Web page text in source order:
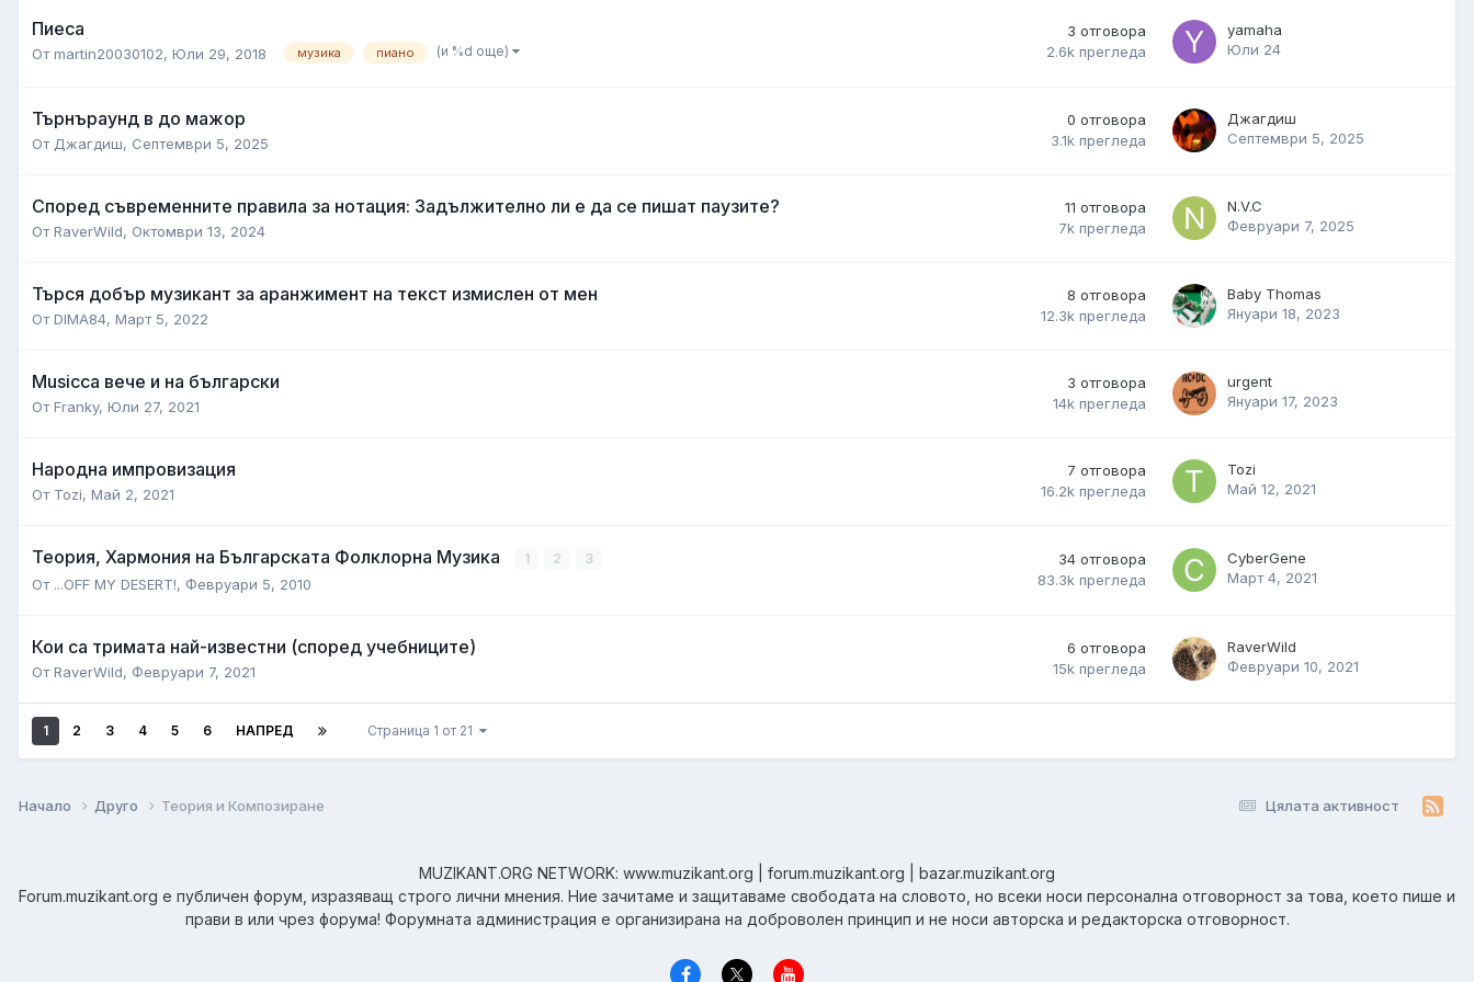
Пиеса
Отmartin20030102, Юли 29, 2018 музика пиано (и %d още)
3 отговора
2.6k прегледа
yamaha
Юли 24
Търнъраунд в до мажор
От Джагдиш, Септември 5, 2025
0 отговора
3.1k прегледа
Джагдиш
Септември 5, 2025
Според съвременните правила за нотация: Задължително ли е да се пишат паузите?
ОтRaverWild, Октомври 13, 2024
11 отговора
7k прегледа
N.V.C
Февруари 7, 2025
Търся добър музикант за аранжимент на текст измислен от мен
ОтDIMA84, Март 5, 2022
8 отговора
12.3k прегледа
Baby Thomas
Януари 18, 2023
Musicca вече и на български
ОтFranky, Юли 27, 2021
3 отговора
14k прегледа
urgent
Януари 17, 2023
Народна импровизация
От Tozi, Май 2, 2021
7 отговора
16.2k прегледа
Tozi
Май 12, 2021
Теория, Хармония на Българската Фолклорна Музика 1 2 3
От ...OFF MY DESERT!, Февруари 5, 2010
34 отговора
83.3k прегледа
CyberGene
Март 4, 2021
Кои са тримата най-известни (според учебниците)
ОтRaverWild, Февруари 7, 2021
6 отговора
15k прегледа
RaverWild
Февруари 10, 2021
1 2 3 4 5 6 НАПРЕД Страница 1 от 21
Цялата активност
Начало Друго Теория и Композиране
MUZIKANT.ORG NETWORK: www.muzikant.org | forum.muzikant.org | bazar.muzikant.org
Forum.muzikant.org е публичен форум, изразяващ строго лични мнения. Ние зачитаме и защитаваме свободата на словото, но всеки носи персонална отговорност за това, което пише и
прави в или чрез форума! Форумната администрация е организирана на доброволен принцип и не носи авторска и редакторска отговорност.